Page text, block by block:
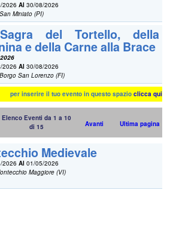
2026Al 30/08/2026
San Miniato (PI)
del Tortello, della
e della Carne alla Brace
2026Al 30/08/2026
Borgo San Lorenzo (FI)
per inserire il tuo evento in questo spazioclicca qui
Elenco Eventi da 1 a 10
di 15
Avanti Ultima pagina
Medievale
2026Al 01/05/2026
Maggiore (VI)